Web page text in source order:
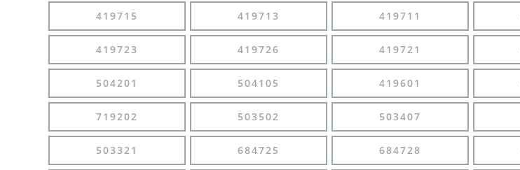
419715 419713 419711
419723 419726 419721
504201 504105 419601
719202 503502 503407
503321 684725 684728